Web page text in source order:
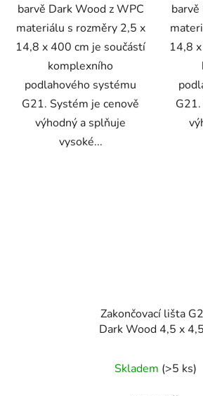
barvě Dark Wood z WPC
materiálu s rozměry 2,5 x
14,8 x 400 cm je součástí
komplexního
podlahového systému
G21. Systém je cenově
výhodný a splňuje
vysoké...
14,8
Zakončovací lišta
Dark Wood 4,5 x
Skladem (>5 ks)